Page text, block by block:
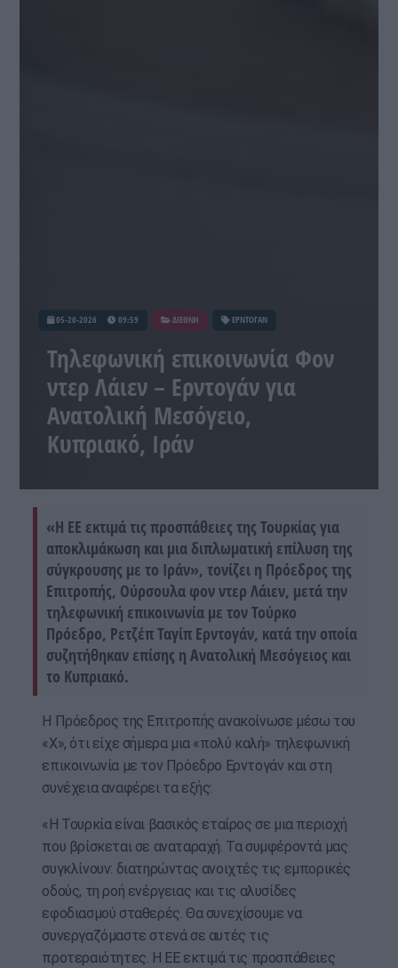
05-20-2026 09:59 ΔΙΕΘΝΗ ΕΡΝΤΟΓΑΝ
Τηλεφωνική επικοινωνία Φον
ντερ Λάιεν – Ερντογάν για
Ανατολική Μεσόγειο,
Κυπριακό, Ιράν
«Η ΕΕ εκτιμά τις προσπάθειες της Τουρκίας για
αποκλιμάκωση και μια διπλωματική επίλυση της
σύγκρουσης με το Ιράν», τονίζει η Πρόεδρος της
Επιτροπής, Ούρσουλα φον ντερ Λάιεν, μετά την
τηλεφωνική επικοινωνία με τον Τούρκο
Πρόεδρο, Ρετζέπ Ταγίπ Ερντογάν, κατά την οποία
συζητήθηκαν επίσης η Ανατολική Μεσόγειος και
το Κυπριακό.
Η Πρόεδρος της Επιτροπής ανακοίνωσε μέσω του
«Χ», ότι είχε σήμερα μια «πολύ καλή» τηλεφωνική
επικοινωνία με τον Πρόεδρο Ερντογάν και στη
συνέχεια αναφέρει τα εξής:
«Η Τουρκία είναι βασικός εταίρος σε μια περιοχή
που βρίσκεται σε αναταραχή. Τα συμφέροντά μας
συγκλίνουν: διατηρώντας ανοιχτές τις εμπορικές
οδούς, τη ροή ενέργειας και τις αλυσίδες
εφοδιασμού σταθερές. Θα συνεχίσουμε να
συνεργαζόμαστε στενά σε αυτές τις
προτεραιότητες. Η ΕΕ εκτιμά τις προσπάθειες